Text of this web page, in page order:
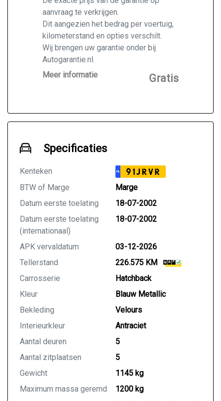
aanvraag te verkrijgen.
Dit aangezien het bedrag per voertuig,
kilometerstand en opties verschilt.
Wij brengen uw garantie onder bij
Autogarantie.nl.
Vraag ons naar de mogelijkheden voor
Meer informatie Gratis
Specificaties
Kenteken NL 91JRVR
BTW of Marge
Marge
Datum eerste toelating
18-07-2002
Datum eerste toelating
(internationaal)
18-07-2002
APK vervaldatum
03-12-2026
Tellerstand
226.575 KM
Carrosserie
Hatchback
Kleur
Blauw Metallic
Bekleding
Velours
Interieurkleur
Antraciet
Aantal deuren
5
Aantal zitplaatsen
5
Gewicht
1145 kg
Maximum massa geremd
1200 kg